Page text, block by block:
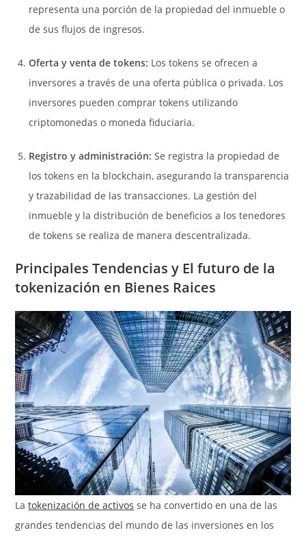
representa una porción de la propiedad del inmueble o
de sus flujos de ingresos.
Oferta y venta de tokens: Los tokens se ofrecen a
inversores a través de una oferta pública o privada. Los
inversores pueden comprar tokens utilizando
criptomonedas o moneda fiduciaria.
Registro y administración: Se registra la propiedad de
los tokens en la blockchain, asegurando la transparencia
y trazabilidad de las transacciones. La gestión del
inmueble y la distribución de beneficios a los tenedores
de tokens se realiza de manera descentralizada.
Principales Tendencias y El futuro de la
tokenización en Bienes Raices
Latokenización de activos se ha convertido en una de las
grandes tendencias del mundo de las inversiones en los